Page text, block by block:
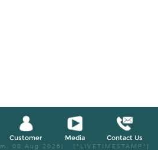
Customer Media Contact Us
08 Aug 2026) [*LIVETIMESTAMP*]